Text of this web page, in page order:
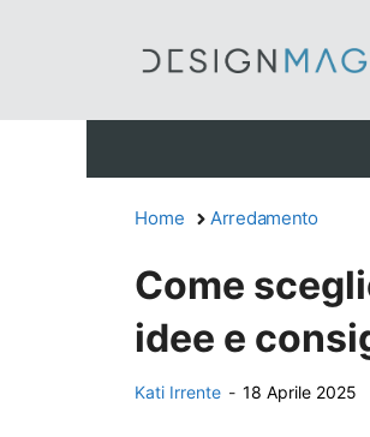
Home Arredamento
Come
idee e
Kati Irrente - 18 Aprile 2025